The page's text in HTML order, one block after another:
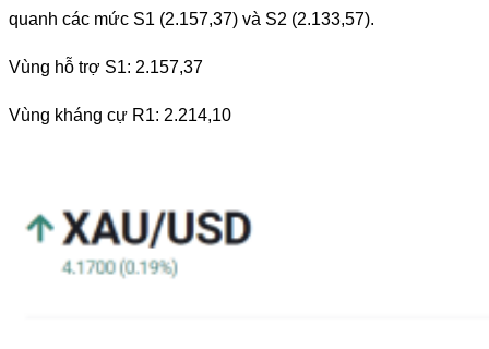
quanh các mức S1 (2.157,37) và S2 (2.133,57).
Vùng hỗ trợ S1: 2.157,37
Vùng kháng cự R1: 2.214,10